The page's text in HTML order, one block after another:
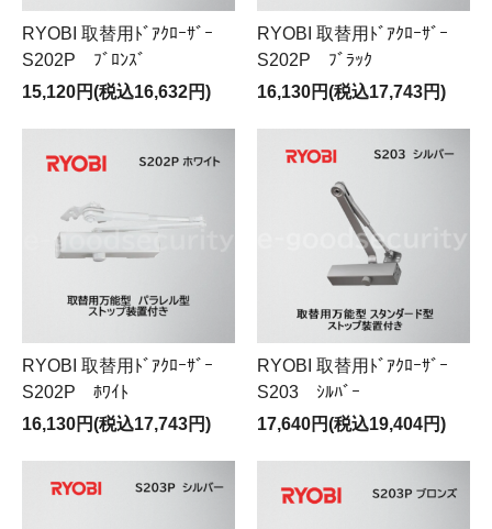
RYOBI 取替用ﾄﾞｱｸﾛｰｻﾞｰ
S202P ﾌﾞﾛﾝｽﾞ
15,120円(税込16,632円)
RYOBI 取替用ﾄﾞｱｸﾛｰｻﾞｰ
S202P ﾌﾞﾗｯｸ
16,130円(税込17,743円)
RYOBI 取替用ﾄﾞｱｸﾛｰｻﾞｰ
S202P ﾎﾜｲﾄ
16,130円(税込17,743円)
RYOBI 取替用ﾄﾞｱｸﾛｰｻﾞｰ
S203 ｼﾙﾊﾞｰ
17,640円(税込19,404円)